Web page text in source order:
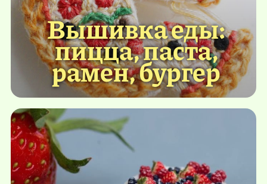
Вышивка еды:
пицца, паста,
рамен, бургер